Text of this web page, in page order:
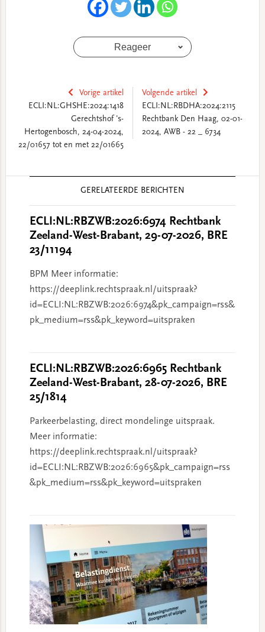
Reageer
Vorige artikel
ECLI:NL:GHSHE:2024:1418
Gerechtshof 's-
Hertogenbosch, 24-04-2024,
22/01657 tot en met 22/01665
Volgende artikel
ECLI:NL:RBDHA:2024:2115
Rechtbank Den Haag, 02-01-
2024, AWB - 22 _ 6734
GERELATEERDE BERICHTEN
ECLI:NL:RBZWB:2026:6974 Rechtbank
Zeeland-West-Brabant, 29-07-2026, BRE
23/11194
BPM Meer informatie:
https://deeplink.rechtspraak.nl/uitspraak?
id=ECLI:NL:RBZWB:2026:6974&pk_campaign=rss&
pk_medium=rss&pk_keyword=uitspraken
ECLI:NL:RBZWB:2026:6965 Rechtbank
Zeeland-West-Brabant, 28-07-2026, BRE
25/1814
Parkeerbelasting, direct mondelinge uitspraak.
Meer informatie:
https://deeplink.rechtspraak.nl/uitspraak?
id=ECLI:NL:RBZWB:2026:6965&pk_campaign=rss
&pk_medium=rss&pk_keyword=uitspraken